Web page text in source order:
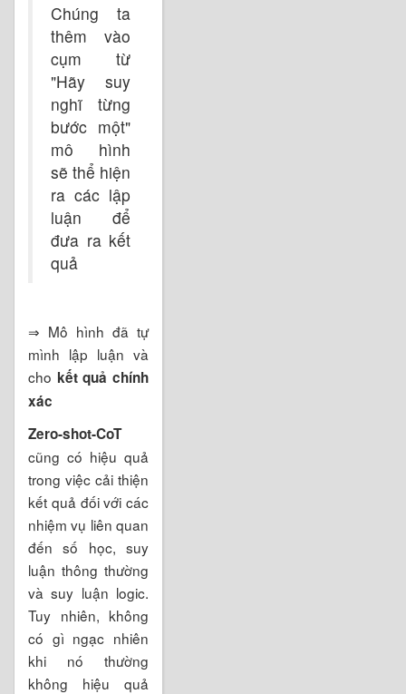
Chúng ta
thêm vào
cụm từ
"Hãy suy
nghĩ từng
bước một"
mô hình
sẽ thể hiện
ra các lập
luận để
đưa ra kết
quả
⇒ Mô hình đã tự
mình lập luận và
cho kết quả chính
xác
Zero-shot-CoT
cũng có hiệu quả
trong việc cải thiện
kết quả đối với các
nhiệm vụ liên quan
đến số học, suy
luận thông thường
và suy luận logic.
Tuy nhiên, không
có gì ngạc nhiên
khi nó thường
không hiệu quả